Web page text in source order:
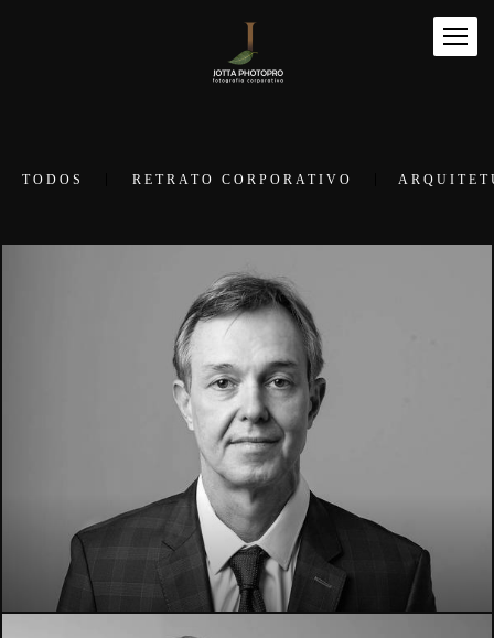
TODOS RETRATO CORPORATIVO
1808